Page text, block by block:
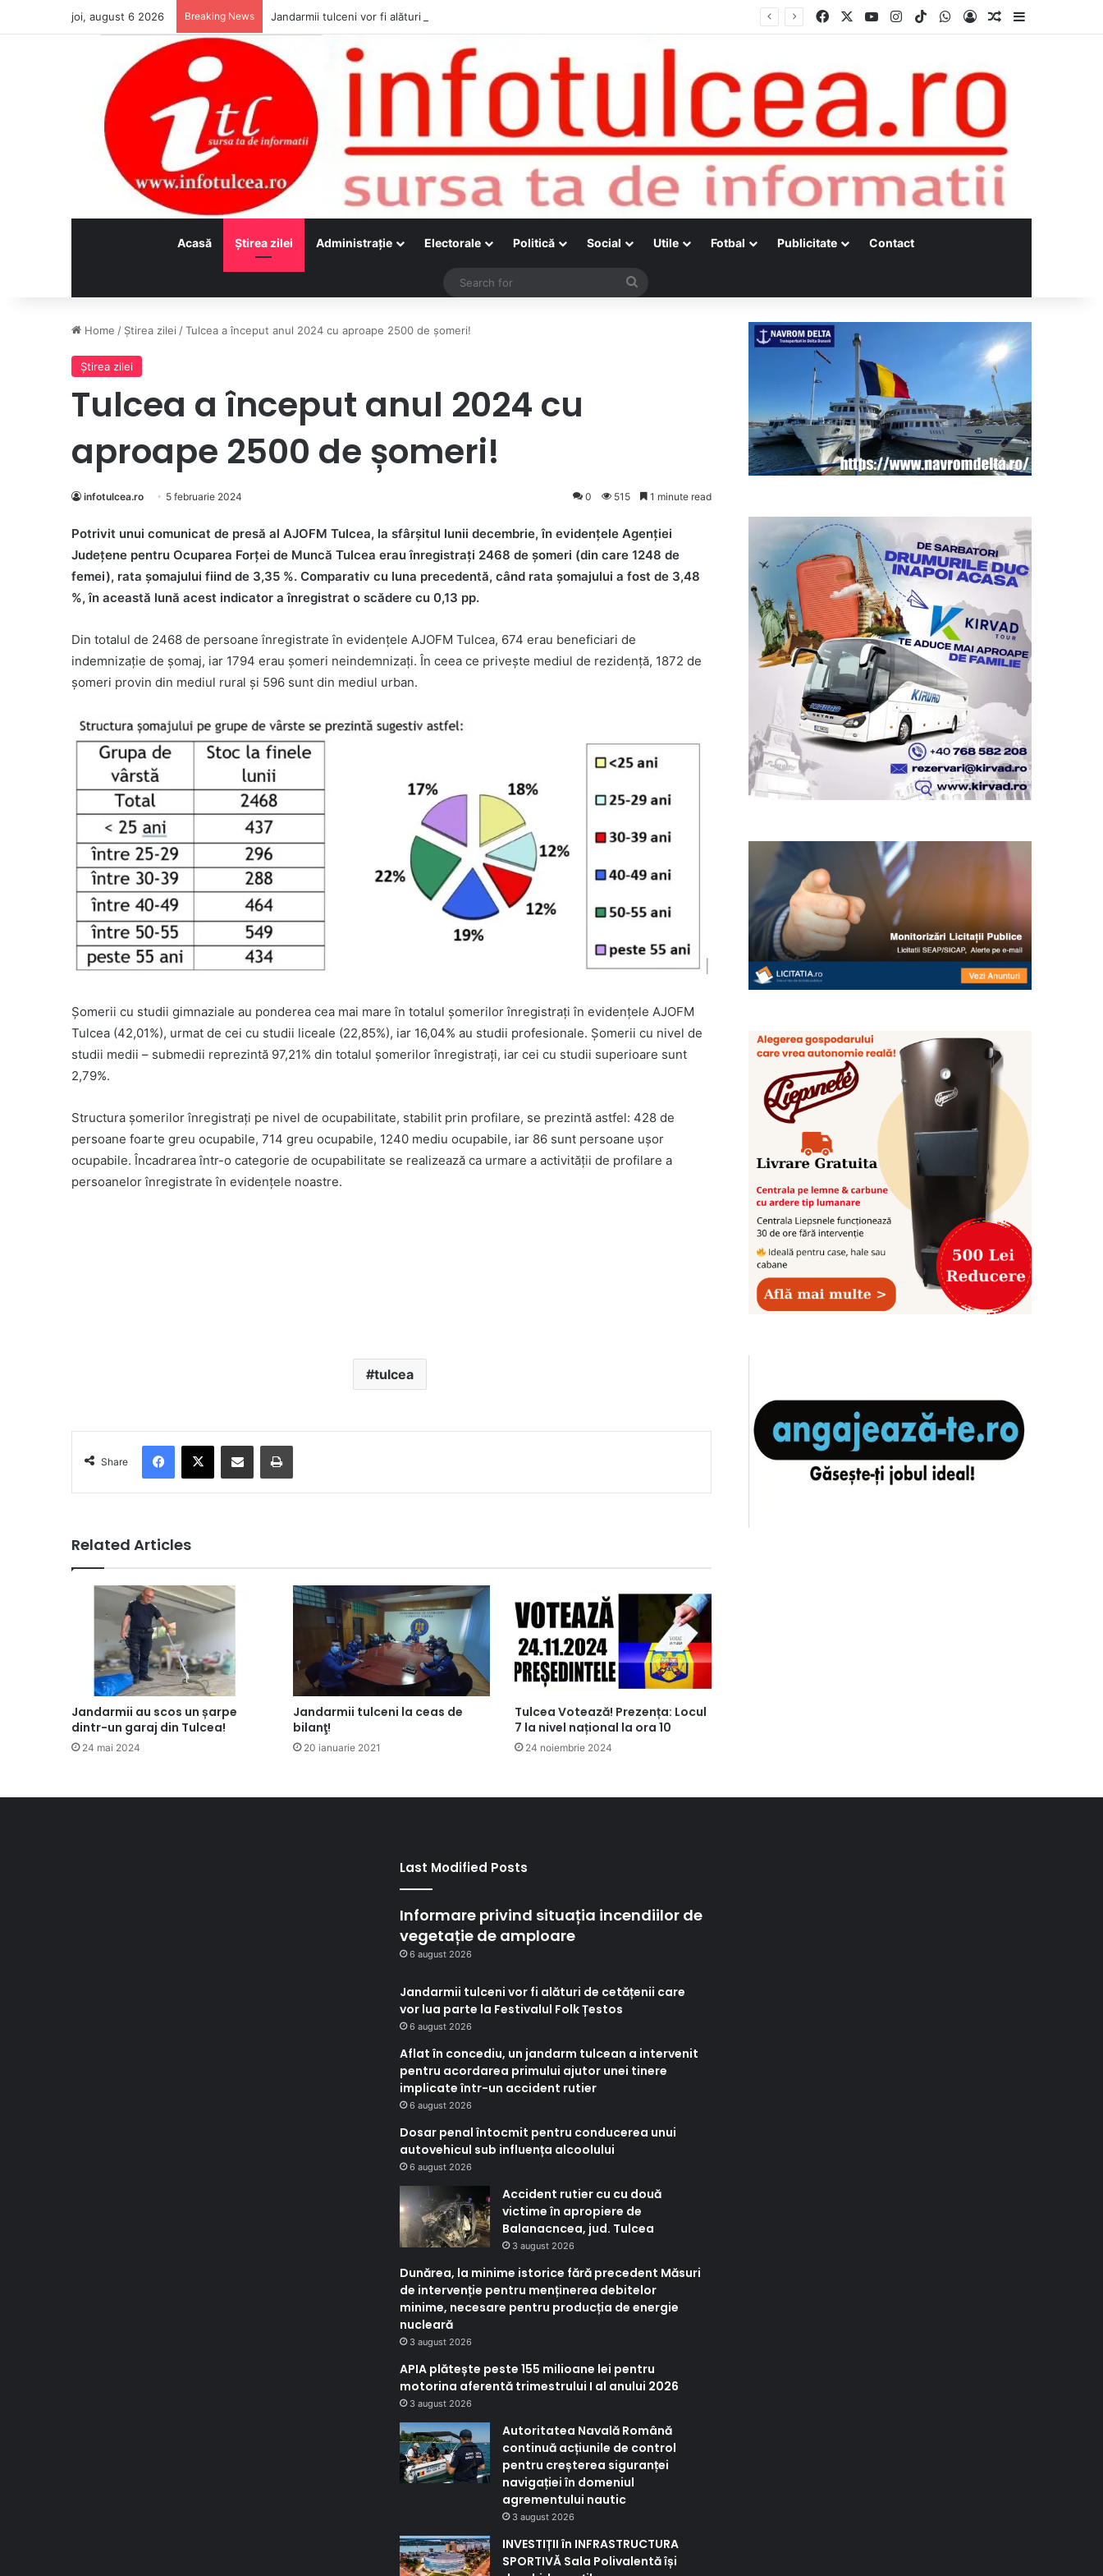
joi, august 6 2026 Breaking News Jandarmii tulceni vor fi alături de cetățenii care vor lua parte la Festivalul Folk Țestos Facebook YouTubeInstagram
TikTokWhatsApp
Log InRandom Article
Acasă Ştirea zilei Administraţie Electorale Politică Social Utile Fotbal Publicitate Contact
Search
Home / Ştirea zilei /Tulcea a început anul 2024 cu aproape 2500 de șomeri!
Ştirea zilei
Tulcea a început anul 2024 cu
aproape 2500 de șomeri!
infotulcea.ro 5 februarie 2024 0 515 1 minute read
Potrivit unui comunicat de presă al AJOFM Tulcea, la sfârșitul lunii decembrie, în evidențele Agenției
Județene pentru Ocuparea Forței de Muncă Tulcea erau înregistrați 2468 de șomeri (din care 1248 de
femei), rata șomajului fiind de 3,35 %. Comparativ cu luna precedentă, când rata șomajului a fost de 3,48
%, în această lună acest indicator a înregistrat o scădere cu 0,13 pp.
Din totalul de 2468 de persoane înregistrate în evidențele AJOFM Tulcea, 674 erau beneficiari de
indemnizaţie de şomaj, iar 1794 erau șomeri neindemnizați. În ceea ce privește mediul de rezidență, 1872 de
șomeri provin din mediul rural și 596 sunt din mediul urban.
Șomerii cu studii gimnaziale au ponderea cea mai mare în totalul şomerilor înregistraţi în evidenţele AJOFM
Tulcea (42,01%), urmat de cei cu studii liceale (22,85%), iar 16,04% au studii profesionale. Șomerii cu nivel de
studii medii – submedii reprezintă 97,21% din totalul șomerilor înregistrați, iar cei cu studii superioare sunt
2,79%.
Structura șomerilor înregistrați pe nivel de ocupabilitate, stabilit prin profilare, se prezintă astfel: 428 de
persoane foarte greu ocupabile, 714 greu ocupabile, 1240 mediu ocupabile, iar 86 sunt persoane ușor
ocupabile. Încadrarea într-o categorie de ocupabilitate se realizează ca urmare a activităţii de profilare a
persoanelor înregistrate în evidenţele noastre.
tulcea
Share
Related Articles
Jandarmii au scos un șarpe
dintr-un garaj din Tulcea!
24 mai 2024
Jandarmii tulceni la ceas de
bilanţ!
20 ianuarie 2021
Tulcea Votează! Prezența: Locul
7 la nivel național la ora 10
24 noiembrie 2024
Last Modified Posts
Informare privind situația incendiilor de
vegetație de amploare
6 august 2026
Jandarmii tulceni vor fi alături de cetățenii care
vor lua parte la Festivalul Folk Țestos
6 august 2026
Aflat în concediu, un jandarm tulcean a intervenit
pentru acordarea primului ajutor unei tinere
implicate într-un accident rutier
6 august 2026
Dosar penal întocmit pentru conducerea unui
autovehicul sub influența alcoolului
6 august 2026
Accident rutier cu cu două
victime în apropiere de
Balanacncea, jud. Tulcea
3 august 2026
Dunărea, la minime istorice fără precedent Măsuri
de intervenție pentru menținerea debitelor
minime, necesare pentru producția de energie
nucleară
3 august 2026
APIA plătește peste 155 milioane lei pentru
motorina aferentă trimestrului I al anului 2026
3 august 2026
Autoritatea Navală Română
continuă acțiunile de control
pentru creșterea siguranței
navigației în domeniul
agrementului nautic
3 august 2026
INVESTIȚII în INFRASTRUCTURA
SPORTIVĂ Sala Polivalentă își